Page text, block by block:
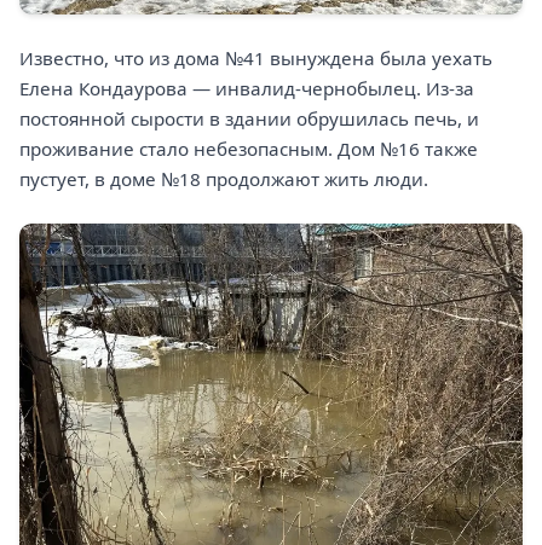
Известно, что из дома №41 вынуждена была уехать
Елена Кондаурова — инвалид-чернобылец. Из-за
постоянной сырости в здании обрушилась печь, и
проживание стало небезопасным. Дом №16 также
пустует, в доме №18 продолжают жить люди.